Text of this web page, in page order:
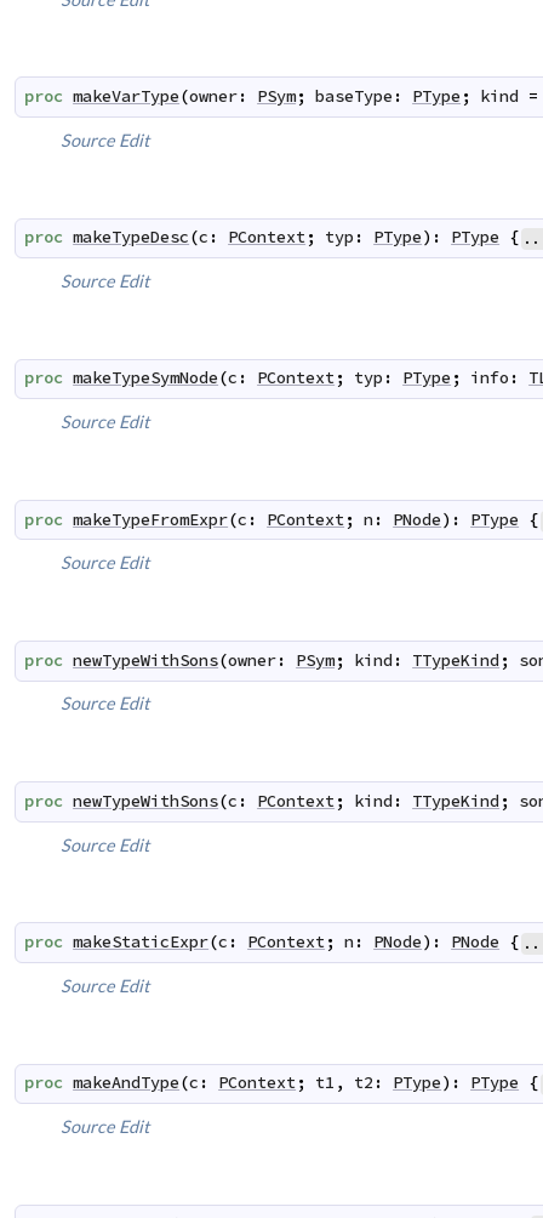
proc makeVarType(owner: PSym; baseType : PType ; kind =
Source Edit
proc makeTypeDesc(c : PContext; typ : PType) : PType {
Source Edit
proc makeTypeSymNode(c : PContext; typ : PType ; info :
Source Edit
proc makeTypeFromExpr(c : PContext; n : PNode) : PType {
Source Edit
proc newTypeWithSons(owner: PSym; kind : TTypeKind ;
Source Edit
proc newTypeWithSons(c : PContext; kind : TTypeKind ;
Source Edit
proc makeStaticExpr(c : PContext; n : PNode) : PNode {
Source Edit
proc makeAndType(c : PContext; t1 , t2 : PType) : PType {
Source Edit